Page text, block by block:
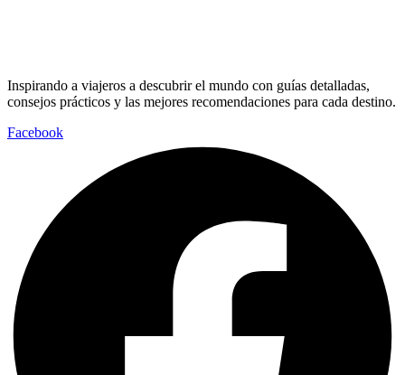
Inspirando a viajeros a descubrir el mundo con guías detalladas,
consejos prácticos y las mejores recomendaciones para cada destino.
Facebook